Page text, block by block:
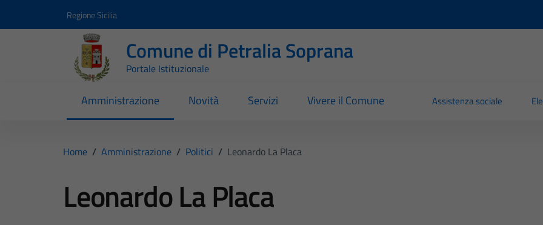
Regione Sicilia
Comune di Petralia Soprana
Portale Istituzionale
Amministrazione Novità Servizi Vivere il Comune Assistenza sociale
Home / Amministrazione / Politici / Leonardo La Placa
Leonardo La Placa